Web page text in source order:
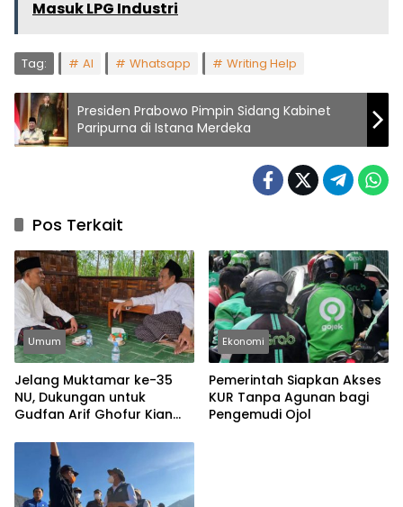
Masuk LPG Industri
Tag: AI Whatsapp Writing Help
Presiden Prabowo Pimpin Sidang Kabinet
Paripurna di Istana Merdeka
Pos Terkait
Umum
Jelang Muktamar ke-35
NU, Dukungan untuk
Gudfan Arif Ghofur Kian
Ekonomi
Pemerintah Siapkan Akses
KUR Tanpa Agunan bagi
Pengemudi Ojol